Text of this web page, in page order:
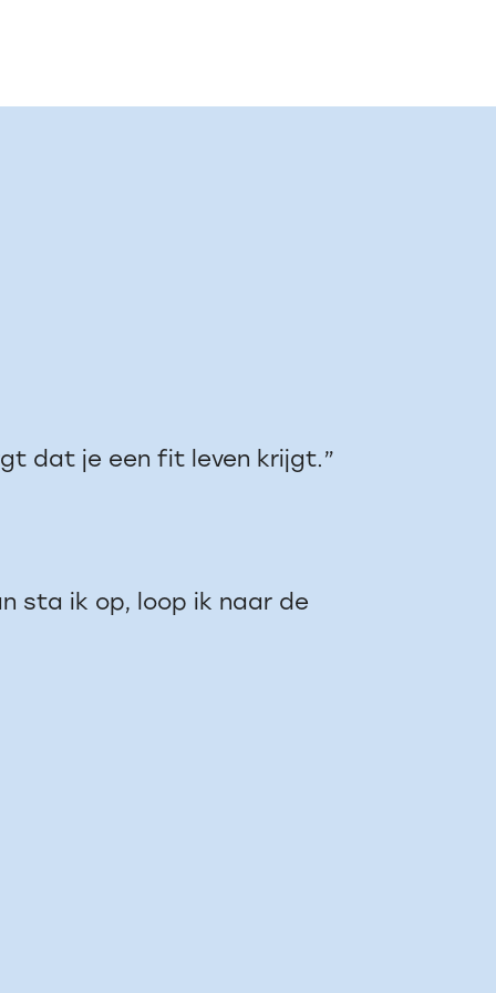
dat je een fit leven krijgt.”
sta ik op, loop ik naar de